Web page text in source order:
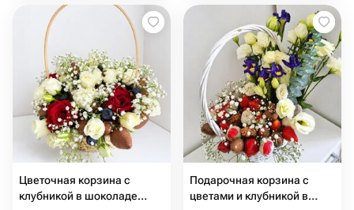
Цветочная корзина с
клубникой в шоколаде
Подарочная корзина с
цветами и клубникой в